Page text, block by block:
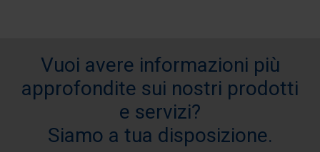
Vuoi avere informazioni più
approfondite sui nostri prodotti
e servizi?
Siamo a tua disposizione.